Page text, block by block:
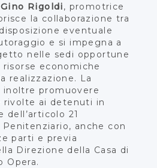
Rigoldi, promotrice
la collaborazione tra
eventuale
e si impegna a
nelle sedi opportune
economiche
realizzazione. La
inoltre promuovere
ai detenuti in
dell’articolo 21
Penitenziario, anche con
parti e previa
Direzione della Casa di
Opera.